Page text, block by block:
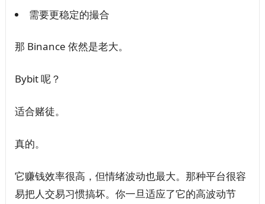
需要更稳定的撮合
那 Binance 依然是老大。
Bybit 呢？
适合赌徒。
真的。
它赚钱效率很高，但情绪波动也最大。那种平台很容
易把人交易习惯搞坏。你一旦适应了它的高波动节